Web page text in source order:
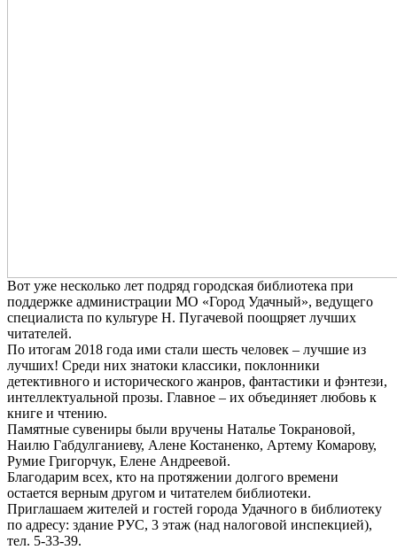
Вот уже несколько лет подряд городская библиотека при
поддержке администрации МО «Город Удачный», ведущего
специалиста по культуре Н. Пугачевой поощряет лучших
читателей.
По итогам 2018 года ими стали шесть человек – лучшие из
лучших! Среди них знатоки классики, поклонники
детективного и исторического жанров, фантастики и фэнтези,
интеллектуальной прозы. Главное – их объединяет любовь к
книге и чтению.
Памятные сувениры были вручены Наталье Токрановой,
Наилю Габдулганиеву, Алене Костаненко, Артему Комарову,
Румие Григорчук, Елене Андреевой.
Благодарим всех, кто на протяжении долгого времени
остается верным другом и читателем библиотеки.
Приглашаем жителей и гостей города Удачного в библиотеку
по адресу: здание РУС, 3 этаж (над налоговой инспекцией),
тел. 5-33-39.